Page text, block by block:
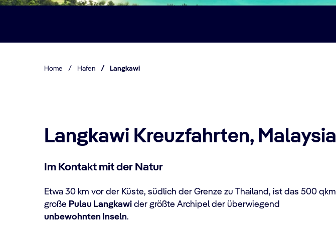
Home / Hafen / Langkawi
Langkawi Kreuzfahrten, Malaysia
Im Kontakt mit der Natur
Etwa 30 km vor der Küste, südlich der Grenze zu Thailand, ist das 500 qkm
große Pulau Langkawi der größte Archipel der überwiegend
unbewohnten Inseln.